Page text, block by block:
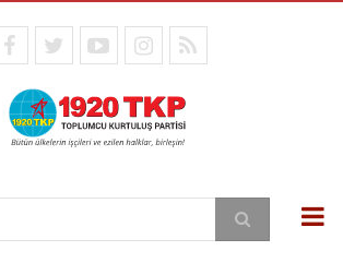
facebooktwitteryoutubeinstagram
RSS